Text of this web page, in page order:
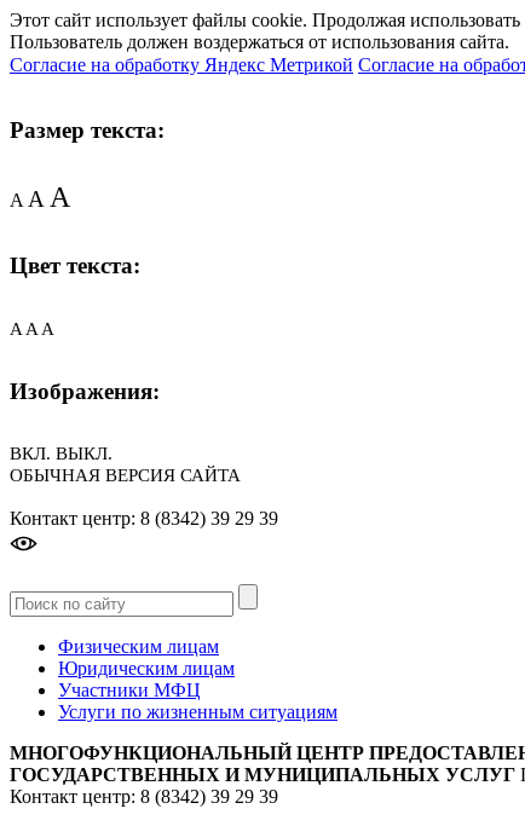
Этот сайт использует файлы cookie. Продолжая
Пользователь должен воздержаться от использования сайта.
Согласие на обработку Яндекс Метрикой Согласие на
Размер текста:
AAA
Цвет текста:
A A A
Изображения:
ВКЛ. ВЫКЛ.
ОБЫЧНАЯ ВЕРСИЯ САЙТА
Контакт центр: 8 (8342) 39 29 39
Физическим лицам
Юридическим лицам
Участники МФЦ
Услуги по жизненным ситуациям
МНОГОФУНКЦИОНАЛЬНЫЙ ЦЕНТР
ГОСУДАРСТВЕННЫХ И МУНИЦИПАЛЬНЫХ УСЛУГ
Контакт центр: 8 (8342) 39 29 39